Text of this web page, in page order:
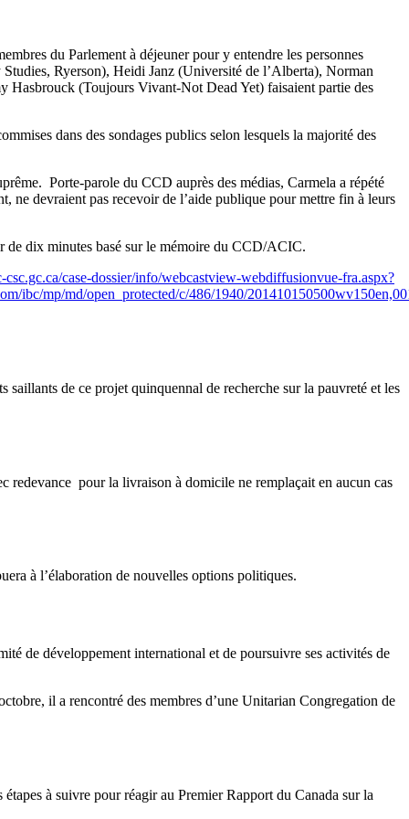
du Parlement à déjeuner pour y entendre les personnes
Ryerson), Heidi Janz (Université de l’Alberta), Norman
(Toujours Vivant-Not Dead Yet) faisaient partie des
dans des sondages publics selon lesquels la majorité des
Porte-parole du CCD auprès des médias, Carmela a répété
ne devraient pas recevoir de l’aide publique pour mettre fin à leurs
dix minutes basé sur le mémoire du CCD/ACIC.
case-dossier/info/webcastview-webdiffusionvue-fra.aspx?
ibc/mp/md/open_protected/c/486/1940/
de ce projet quinquennal de recherche sur la pauvreté et les
redevance pour la livraison à domicile ne remplaçait en aucun cas
à l’élaboration de nouvelles options politiques.
de développement international et de poursuivre ses activités de
il a rencontré des membres d’une Unitarian Congregation de
à suivre pour réagir au Premier Rapport du Canada sur la